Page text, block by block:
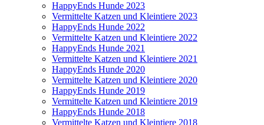
HappyEnds Hunde 2023
Vermittelte Katzen und Kleintiere 2023
HappyEnds Hunde 2022
Vermittelte Katzen und Kleintiere 2022
HappyEnds Hunde 2021
Vermittelte Katzen und Kleintiere 2021
HappyEnds Hunde 2020
Vermittelte Katzen und Kleintiere 2020
HappyEnds Hunde 2019
Vermittelte Katzen und Kleintiere 2019
HappyEnds Hunde 2018
Vermittelte Katzen und Kleintiere 2018